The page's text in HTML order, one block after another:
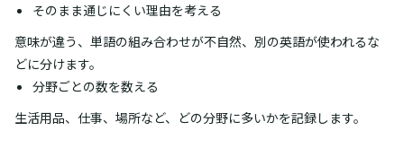
そのまま通じにくい理由を考える
意味が違う、単語の組み合わせが不自然、別の英語が使われるな
どに分けます。
分野ごとの数を数える
生活用品、仕事、場所など、どの分野に多いかを記録します。